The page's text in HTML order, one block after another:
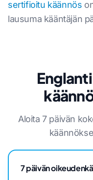
sertifioitu käännös
lausuma kääntäjän
Aloita 7 päivän
7 päivän